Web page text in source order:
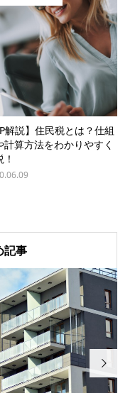
解説】住民税とは？仕組
計算方法をわかりやすく
記事
